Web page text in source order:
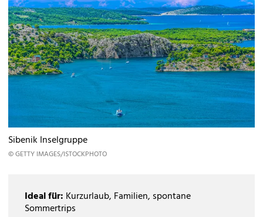
Sibenik Inselgruppe
© GETTY IMAGES/ISTOCKPHOTO
Ideal für: Kurzurlaub, Familien, spontane
Sommertrips